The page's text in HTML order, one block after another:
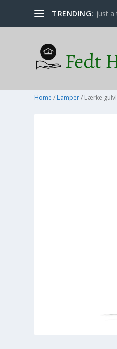
TRENDING: just a
Home / Lamper/ Lærke